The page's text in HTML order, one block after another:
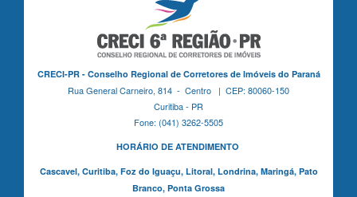
CRECI-PR - Conselho Regional de Corretores de Imóveis do Paraná
Rua General Carneiro, 814 - Centro | CEP: 80060-150
Curitiba - PR
Fone: (041) 3262-5505
HORÁRIO DE ATENDIMENTO
Cascavel, Curitiba,Foz do Iguaçu, Litoral, Londrina, Maringá, Pato
Branco, Ponta Grossa